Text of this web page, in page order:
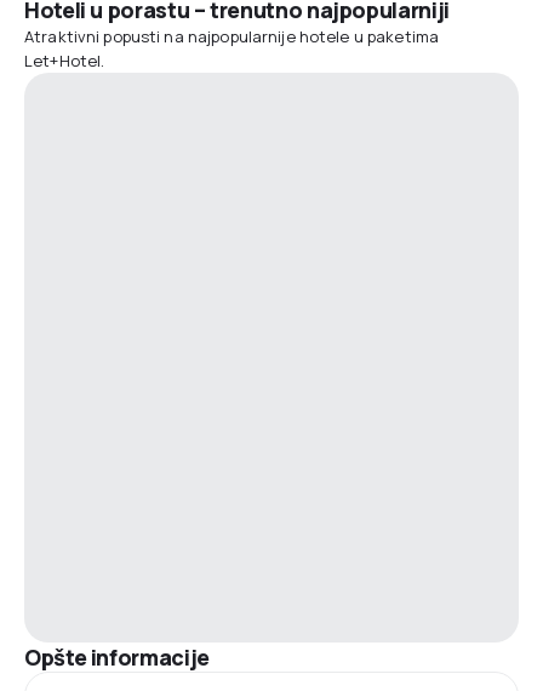
Hoteli u porastu – trenutno najpopularniji
Atraktivni popusti na najpopularnije hotele u paketima
Let+Hotel.
Opšte informacije